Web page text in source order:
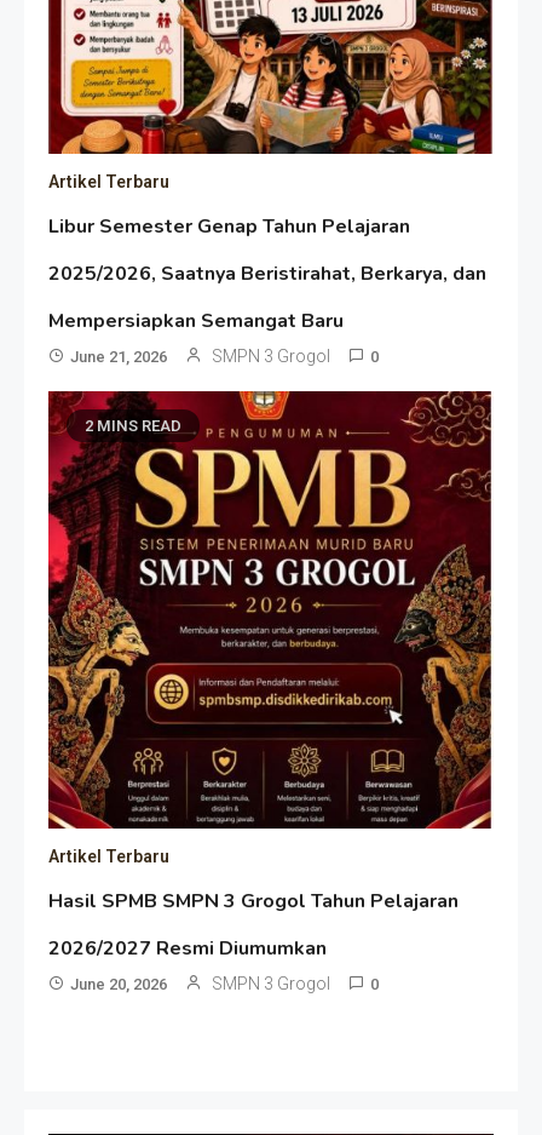
Artikel Terbaru
Libur Semester Genap Tahun Pelajaran
2025/2026, Saatnya Beristirahat, Berkarya, dan
Mempersiapkan Semangat Baru
June 21, 2026 SMPN 3 Grogol 0
2 MINS READ
Artikel Terbaru
Hasil SPMB SMPN 3 Grogol Tahun Pelajaran
2026/2027 Resmi Diumumkan
June 20, 2026 SMPN 3 Grogol 0